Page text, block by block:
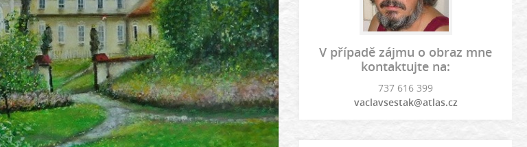
V případě zájmu o obraz mne
kontaktujte na:
737 616 399
vaclavsestak@atlas.cz